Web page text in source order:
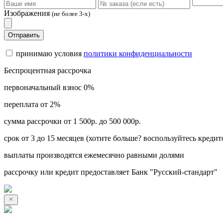
Изображения (не более 3-х)
Отправить
принимаю условия политики конфиденциальности
Беспроцентная рассрочка
первоначальный взнос 0%
переплата от 2%
сумма рассрочки от 1 500р. до 500 000р.
срок от 3 до 15 месяцев (хотите больше? воспользуйтесь
выплаты производятся ежемесячно равными долями
рассрочку или кредит предоставляет Банк "Русский-стандарт"